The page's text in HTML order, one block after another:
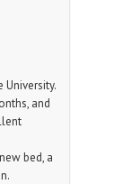
University.
and
bed, a